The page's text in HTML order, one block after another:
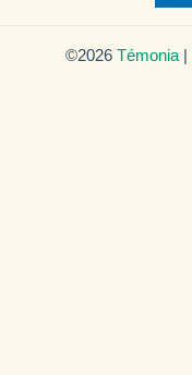
©2026 Témonia |